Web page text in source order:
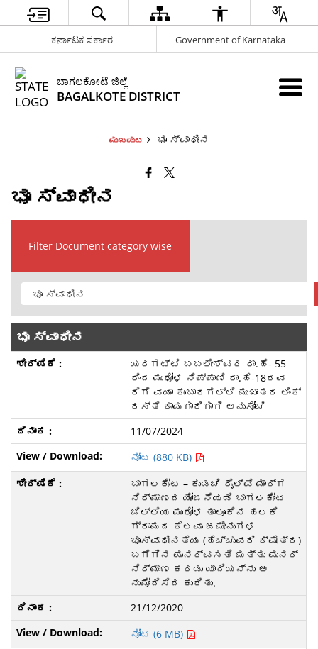
ಕರ್ನಾಟಕ ಸರ್ಕಾರ Government of Karnataka
ಬಾಗಲಕೋಟೆ ಜಿಲ್ಲೆ
BAGALKOTE DISTRICT
ಮುಖಪುಟ ಭೂ ಸ್ವಾಧೀನ
ಭೂ ಸ್ವಾಧೀನ
Filter Document category wise
ಭೂ ಸ್ವಾಧೀನ
ಯರಗಟ್ಟಿ ಬಬಲೇಶ್ವರ ರಾ.ಹೆ- 55
ರಿಂದ ಮುಧೋಳ ನಿಪ್ಪಾಣಿ ರಾ.ಹೆ-18ರವ
ರೆಗೆ ವಯಾ ಕುಂಬಾರಗಲ್ಲಿ ಮುಖಾಂತರ ಲಿಂಕ್
ರಸ್ತೆ ಕಾಮಗಾರಿಗಾಗಿ ಅನುಸೋಚಿ
11/07/2024
ನೋಟ (880 KB)
ಬಾಗಲಕೋಟ – ಕುಡಚಿ ರೈಲ್ವೆ ಮಾರ್ಗ
ನಿರ್ಮಾಣದ ಯೋಜನೆಯಡಿ ಬಾಗಲಕೋಟ
ಜಿಲ್ಲೆಯ ಮುಧೋಳ ತಾಲೂಕಿನ ಹಲಕಿ
ಗ್ರಾಮದ ಕೆಲವು ಜಮೀನುಗಳ
ಭೂಸ್ವಾಧೀನತೆಯ (ಹೆಚ್ಚುವರಿ ಕ್ಷೇತ್ರ)
ಬಗೆಗಿನ ಪುನರ್ವಸತಿ ಮತ್ತು ಪುನರ್
ನಿರ್ಮಾಣ ಕರಡು ಯಾದಿಯನ್ನು ಅ
ನುಮೋದಿಸಿದ ಕುರಿತು.
21/12/2020
ನೋಟ (6 MB)